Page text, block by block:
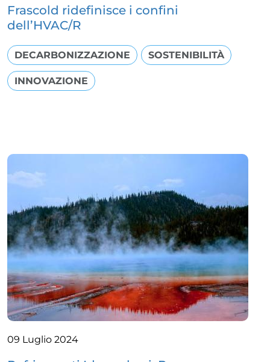
Frascold ridefinisce i confini
dell’HVAC/R
DECARBONIZZAZIONE SOSTENIBILITÀ
INNOVAZIONE
09 Luglio 2024